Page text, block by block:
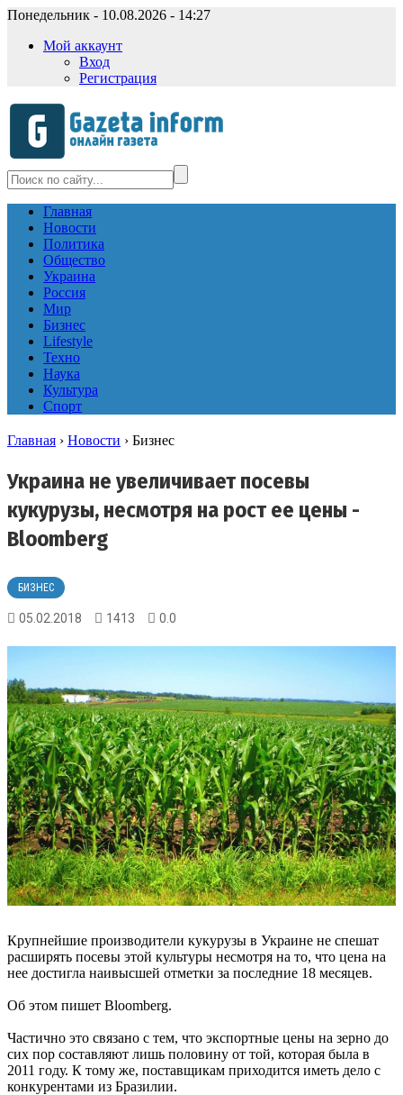
Понедельник - 10.08.2026 - 14:27
Мой аккаунт
Вход
Регистрация
Главная
Новости
Политика
Общество
Украина
Россия
Мир
Бизнес
Lifestyle
Техно
Наука
Культура
Спорт
Главная › Новости › Бизнес
Украина не увеличивает посевы
кукурузы, несмотря на рост ее цены -
Bloomberg
БИЗНЕС
05.02.2018 1413 0.0
Крупнейшие производители кукурузы в Украине не спешат
расширять посевы этой культуры несмотря на то, что цена на
нее достигла наивысшей отметки за последние 18 месяцев.
Об этом пишет Bloomberg.
Частично это связано с тем, что экспортные цены на зерно до
сих пор составляют лишь половину от той, которая была в
2011 году. К тому же, поставщикам приходится иметь дело с
конкурентами из Бразилии.